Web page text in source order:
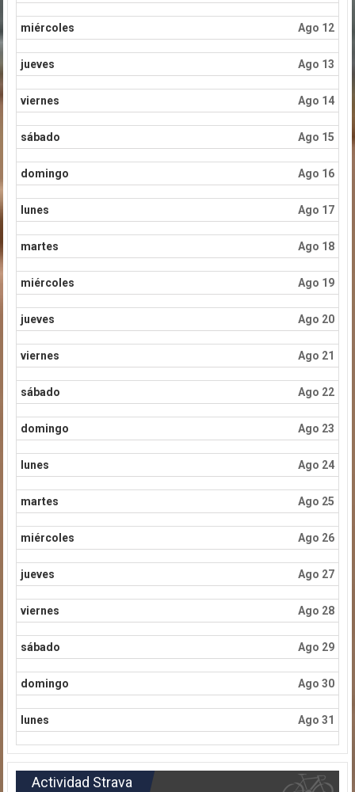
miércoles Ago 12
jueves Ago 13
viernes Ago 14
sábado Ago 15
domingo Ago 16
lunes Ago 17
martes Ago 18
miércoles Ago 19
jueves Ago 20
viernes Ago 21
sábado Ago 22
domingo Ago 23
lunes Ago 24
martes Ago 25
miércoles Ago 26
jueves Ago 27
viernes Ago 28
sábado Ago 29
domingo Ago 30
lunes Ago 31
Actividad Strava